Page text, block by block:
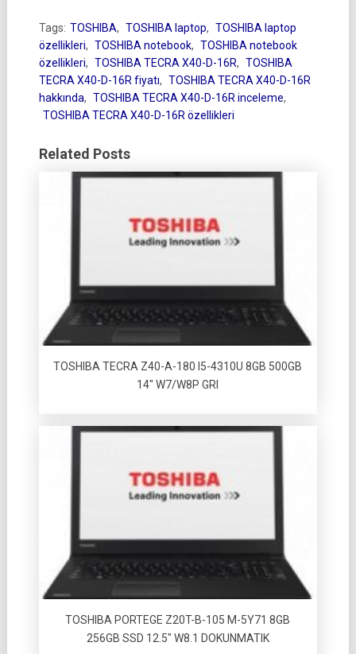
Tags: TOSHIBA, TOSHIBA laptop, TOSHIBA laptop
özellikleri, TOSHIBA notebook, TOSHIBA notebook
özellikleri, TOSHIBA TECRA X40-D-16R, TOSHIBA
TECRA X40-D-16R fiyatı, TOSHIBA TECRA X40-D-16R
hakkında, TOSHIBA TECRA X40-D-16R inceleme,
TOSHIBA TECRA X40-D-16R özellikleri
Related Posts
TOSHIBA TECRA Z40-A-180 I5-4310U 8GB 500GB
14″ W7/W8P GRI
TOSHIBA PORTEGE Z20T-B-105 M-5Y71 8GB
256GB SSD 12.5″ W8.1 DOKUNMATIK